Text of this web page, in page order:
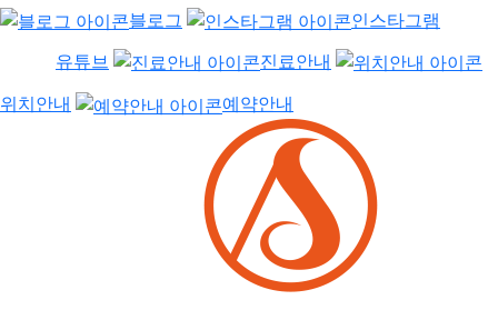
블로그
인스타그램
유튜브
진료안내
위치안내
예약안내